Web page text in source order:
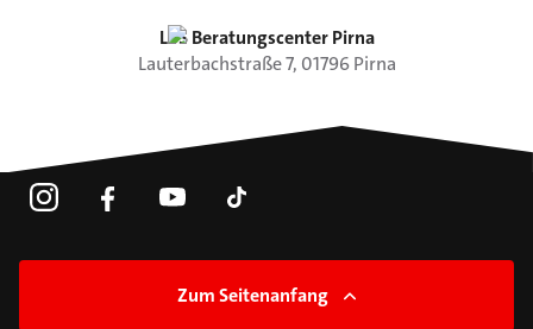
LBS Beratungscenter Pirna
Lauterbachstraße7, 01796 Pirna
Zum Seitenanfang